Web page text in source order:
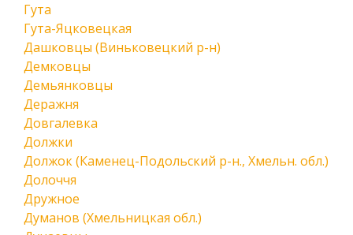
Гута
Гута-Яцковецкая
Дашковцы (Виньковецкий р-н)
Демковцы
Демьянковцы
Деражня
Довгалевка
Должки
Должок (Каменец-Подольский р-н., Хмельн. обл.)
Долоччя
Дружное
Думанов (Хмельницкая обл.)